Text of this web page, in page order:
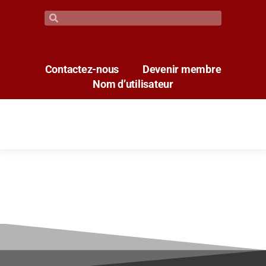
Contactez-nous
Devenir membre
Nom d’utilisateur